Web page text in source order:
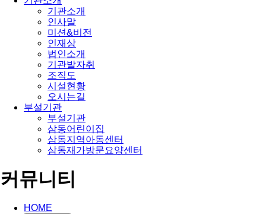
기관소개
인사말
미션&비전
인재상
법인소개
기관발자취
조직도
시설현황
오시는길
부설기관
부설기관
삼동어린이집
삼동지역아동센터
삼동재가방문요양센터
커뮤니티
HOME